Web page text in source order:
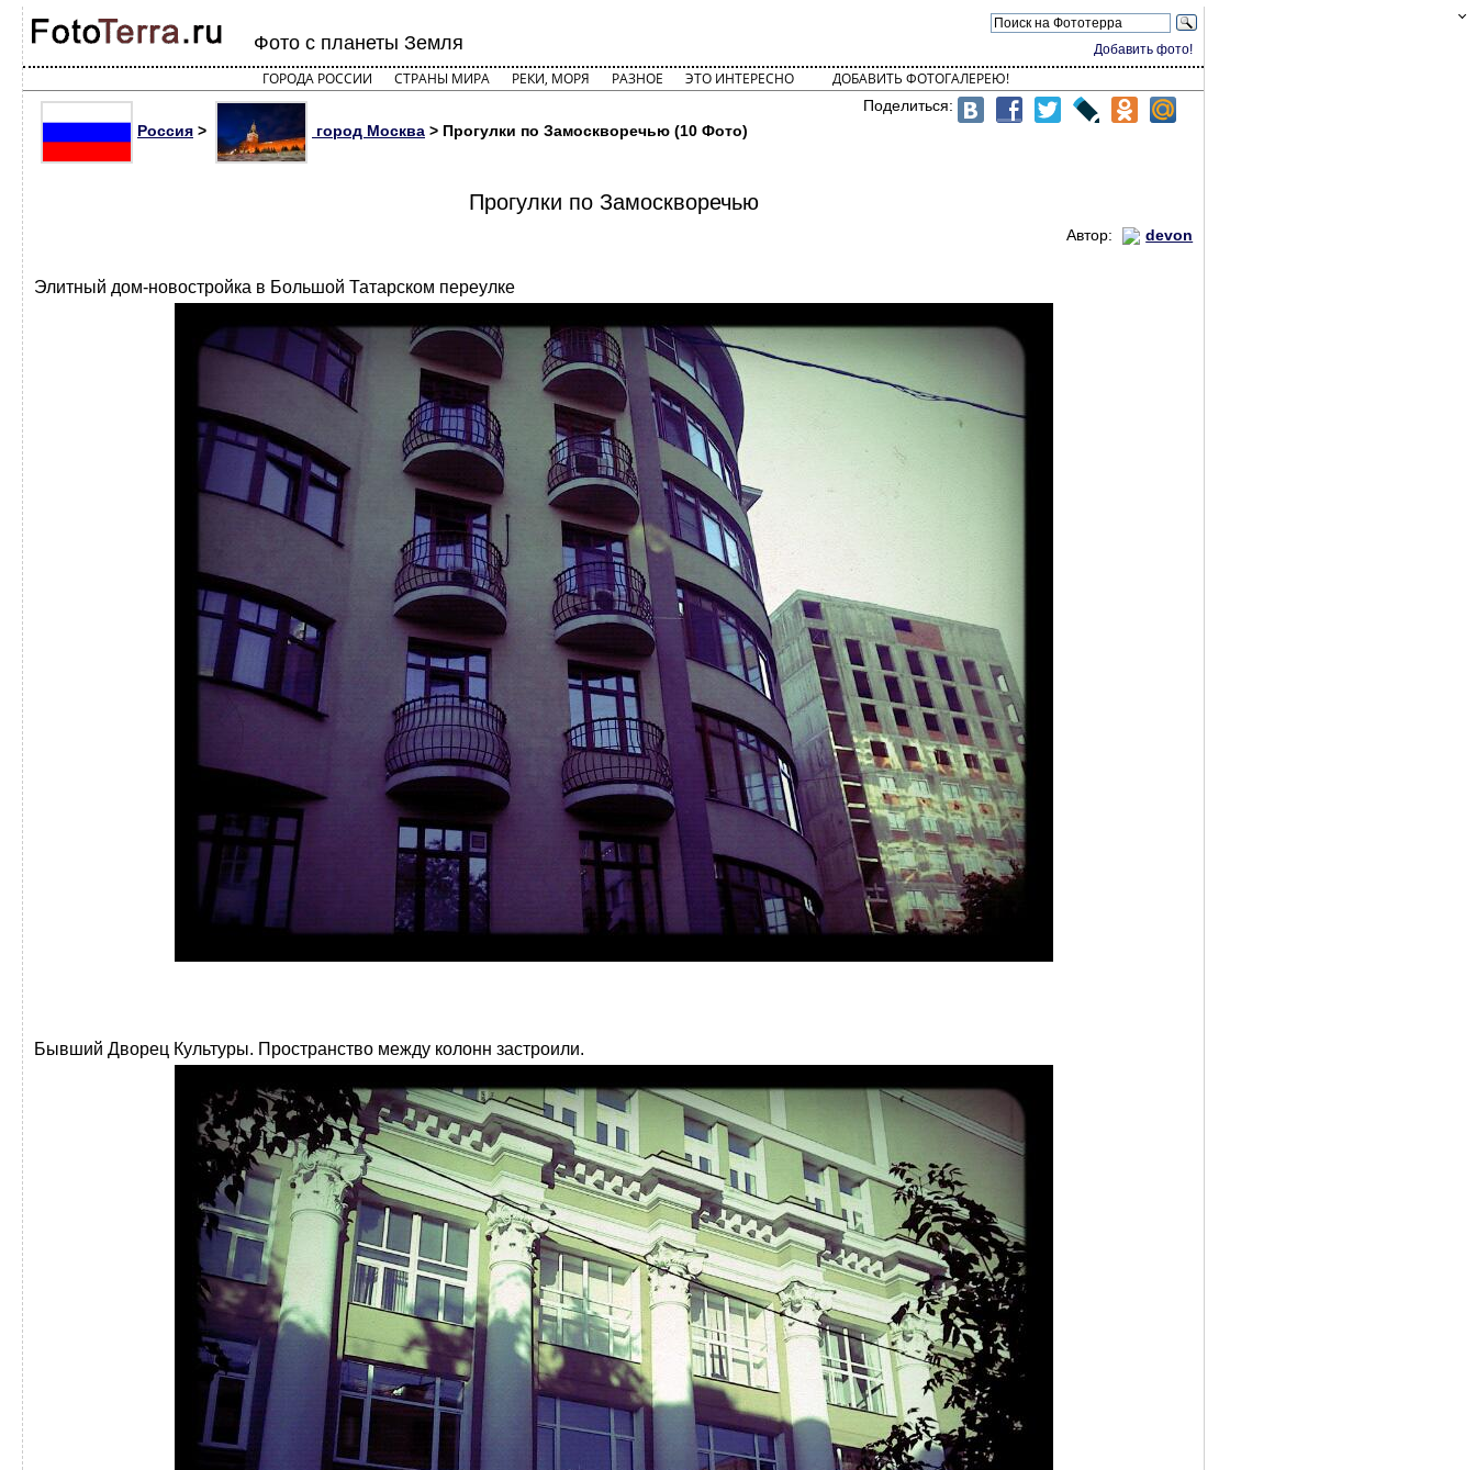
Добавить фото!
Фото с планеты Земля
ГОРОДА РОССИИ СТРАНЫ МИРА РЕКИ, МОРЯ РАЗНОЕ ЭТО ИНТЕРЕСНО ДОБАВИТЬ ФОТОГАЛЕРЕЮ!
Поделиться:
Россия > город Москва > Прогулки по Замоскворечью (10 Фото)
Прогулки по Замоскворечью
Автор: devon
Элитный дом-новостройка в Большой Татарском переулке
Бывший Дворец Культуры. Пространство между колонн застроили.